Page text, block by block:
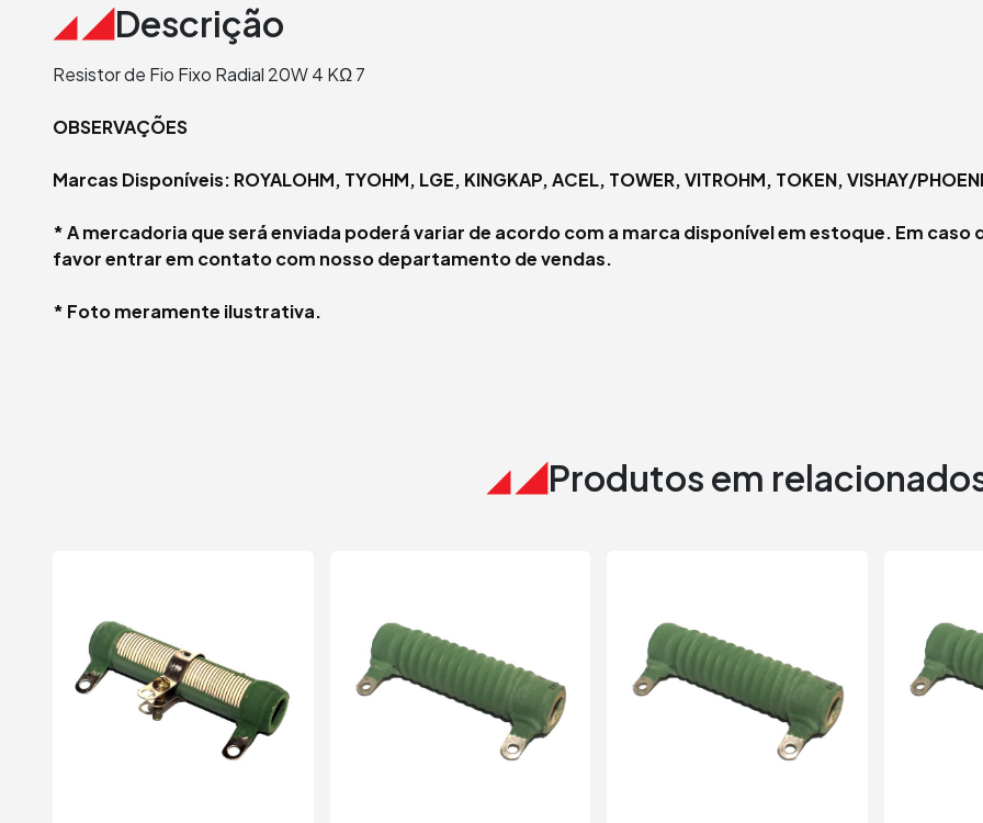
Descrição
Resistor de Fio Fixo Radial 20W 4 KΩ 7
OBSERVAÇÕES
Marcas Disponíveis: ROYALOHM, TYOHM, LGE, KINGKAP, ACEL, TOWER, VITROHM, TOKEN, VISHAY/
* A mercadoria que será enviada poderá variar de acordo com a marca disponível em estoque. Em
favor entrar em contato com nosso departamento de vendas.
* Foto meramente ilustrativa.
Produtos em